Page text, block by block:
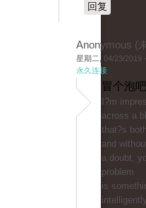
回复
Anonymous (
星期二, 04/23/2019
永久连接
冒个泡
I?m
across a
that?s
and
a doubt,
problem
is